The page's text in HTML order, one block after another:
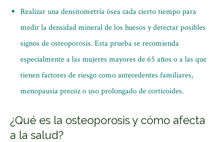
Realizar una densitometría ósea cada cierto tiempo para
medir la densidad mineral de los huesos y detectar posibles
signos de osteoporosis. Esta prueba se recomienda
especialmente a las mujeres mayores de 65 años o a las que
tienen factores de riesgo como antecedentes familiares,
menopausia precoz o uso prolongado de corticoides.
¿Qué es la osteoporosis y cómo afecta
a la salud?